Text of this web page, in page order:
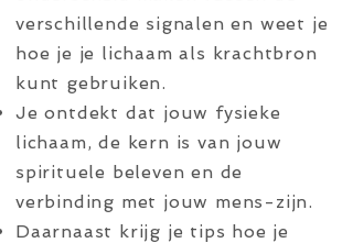
verschillende signalen en weet je
hoe je je lichaam als krachtbron
kunt gebruiken.
Je ontdekt dat jouw fysieke
lichaam, de kern is van jouw
spirituele beleven en de
verbinding met jouw mens-zijn.
Daarnaast krijg je tips hoe je